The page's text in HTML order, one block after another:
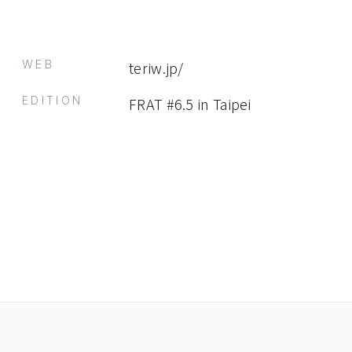
WEB teriw.jp/
EDITION FRAT #6.5 in Taipei